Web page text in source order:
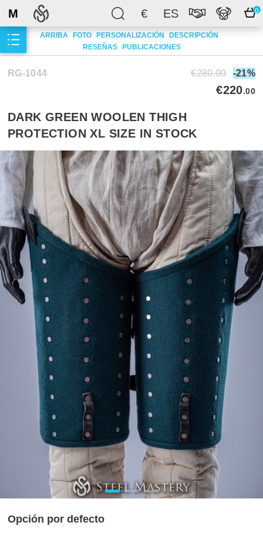
€ ES 0
M
ARRIBA FOTO PERSONALIZACIÓN
DESCRIPCIÓN
RESEÑAS
PUBLICACIONES
RG-1044 €280.00 -21%
€220.00
DARK GREEN WOOLEN THIGH
PROTECTION XL SIZE IN STOCK
Opción por defecto